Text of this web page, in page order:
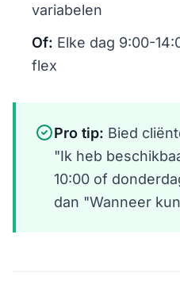
variabelen
Of: Elke dag 9:00-
flex
Pro tip: Bied
"Ik heb
10:00 of
dan "Wanneer